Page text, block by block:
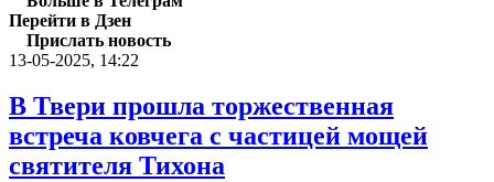
Перейти в Дзен
Прислать новость
13-05-2025, 14:22
В Твери прошла торжественная
встреча ковчега с частицей мощей
святителя Тихона